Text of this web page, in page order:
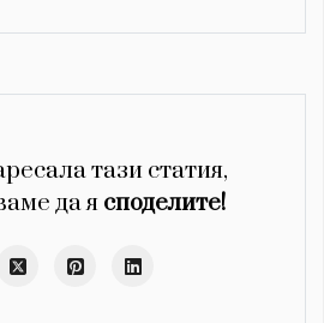
тази статия,
да я споделите!